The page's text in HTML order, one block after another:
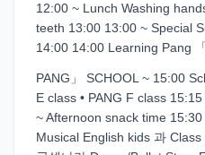
12:00 ~ Lunch Washing
teeth 13:00 13:00 ~ Special
14:00 14:00 Learning Pang
PANG」 SCHOOL ~ 15:00
E class • PANG F class
~ Afternoon snack time 15:30
Musical English kids 과